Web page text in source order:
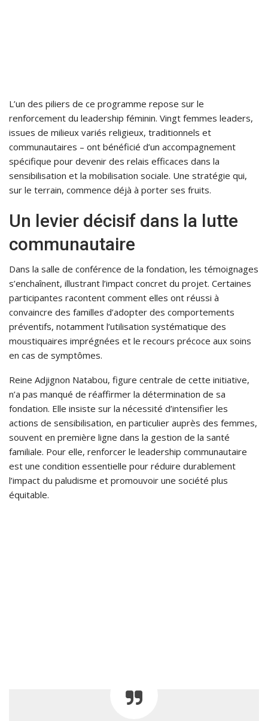
L’un des piliers de ce programme repose sur le
renforcement du leadership féminin. Vingt femmes leaders,
issues de milieux variés religieux, traditionnels et
communautaires – ont bénéficié d’un accompagnement
spécifique pour devenir des relais efficaces dans la
sensibilisation et la mobilisation sociale. Une stratégie qui,
sur le terrain, commence déjà à porter ses fruits.
Un levier décisif dans la lutte
communautaire
Dans la salle de conférence de la fondation, les témoignages
s’enchaînent, illustrant l’impact concret du projet. Certaines
participantes racontent comment elles ont réussi à
convaincre des familles d’adopter des comportements
préventifs, notamment l’utilisation systématique des
moustiquaires imprégnées et le recours précoce aux soins
en cas de symptômes.
Reine Adjignon Natabou, figure centrale de cette initiative,
n’a pas manqué de réaffirmer la détermination de sa
fondation. Elle insiste sur la nécessité d’intensifier les
actions de sensibilisation, en particulier auprès des femmes,
souvent en première ligne dans la gestion de la santé
familiale. Pour elle, renforcer le leadership communautaire
est une condition essentielle pour réduire durablement
l’impact du paludisme et promouvoir une société plus
équitable.